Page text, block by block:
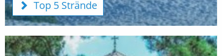
Top 5 Strände